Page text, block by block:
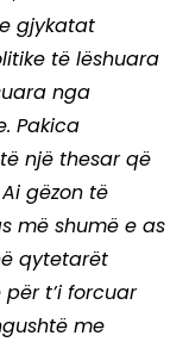
gjykatat
të lëshuara
nga
Pakica
një thesar që
gëzon të
më shumë e as
qytetarët
t’i forcuar
me